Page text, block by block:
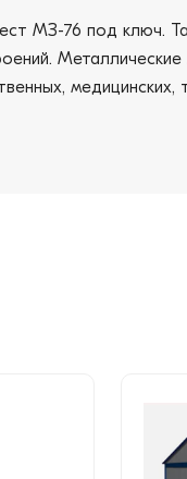
МЗ-76 под ключ.
Металлические
медицинских,